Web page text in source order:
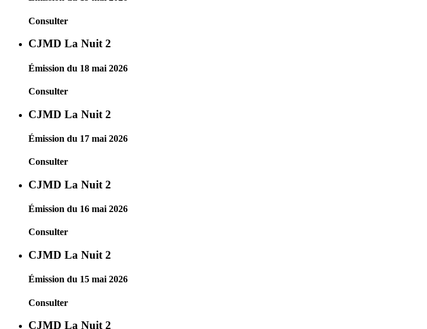
Consulter
CJMD La Nuit 2
Émission du 18 mai 2026
Consulter
CJMD La Nuit 2
Émission du 17 mai 2026
Consulter
CJMD La Nuit 2
Émission du 16 mai 2026
Consulter
CJMD La Nuit 2
Émission du 15 mai 2026
Consulter
CJMD La Nuit 2